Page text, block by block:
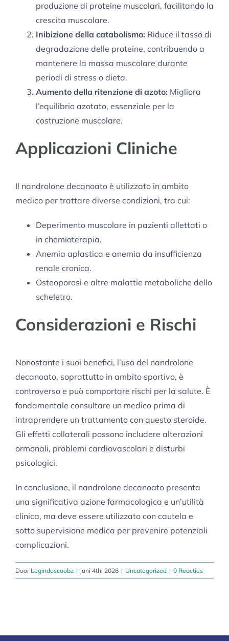
produzione di proteine muscolari, facilitando la
crescita muscolare.
Inibizione della catabolismo: Riduce il tasso di
degradazione delle proteine, contribuendo a
mantenere la massa muscolare durante
periodi di stress o dieta.
Aumento della ritenzione di azoto: Migliora
l’equilibrio azotato, essenziale per la
costruzione muscolare.
Applicazioni Cliniche
Il nandrolone decanoato è utilizzato in ambito
medico per trattare diverse condizioni, tra cui:
Deperimento muscolare in pazienti allettati o
in chemioterapia.
Anemia aplastica e anemia da insufficienza
renale cronica.
Osteoporosi e altre malattie metaboliche dello
scheletro.
Considerazioni e Rischi
Nonostante i suoi benefici, l’uso del nandrolone
decanoato, soprattutto in ambito sportivo, è
controverso e può comportare rischi per la salute. È
fondamentale consultare un medico prima di
intraprendere un trattamento con questo steroide.
Gli effetti collaterali possono includere alterazioni
ormonali, problemi cardiovascolari e disturbi
psicologici.
In conclusione, il nandrolone decanoato presenta
una significativa azione farmacologica e un’utilità
clinica, ma deve essere utilizzato con cautela e
sotto supervisione medica per prevenire potenziali
complicazioni.
Door Logindoscoobz | juni 4th, 2026 | Uncategorized | 0 Reacties